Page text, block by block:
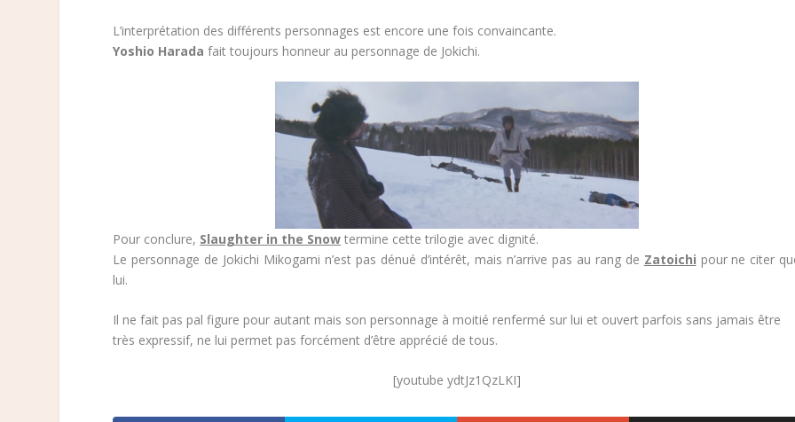
L’interprétation des différents personnages est encore une fois convaincante.
Yoshio Harada fait toujours honneur au personnage de Jokichi.
Pour conclure, Slaughter in the Snow termine cette trilogie avec dignité.
Le personnage de Jokichi Mikogami n’est pas dénué d’intérêt, mais n’arrive pas au rang de Zatoichi pour ne citer
lui.
Il ne fait pas pal figure pour autant mais son personnage à moitié renfermé sur lui et ouvert parfois sans jamais être
très expressif, ne lui permet pas forcément d’être apprécié de tous.
[youtube ydtJz1QzLKI]